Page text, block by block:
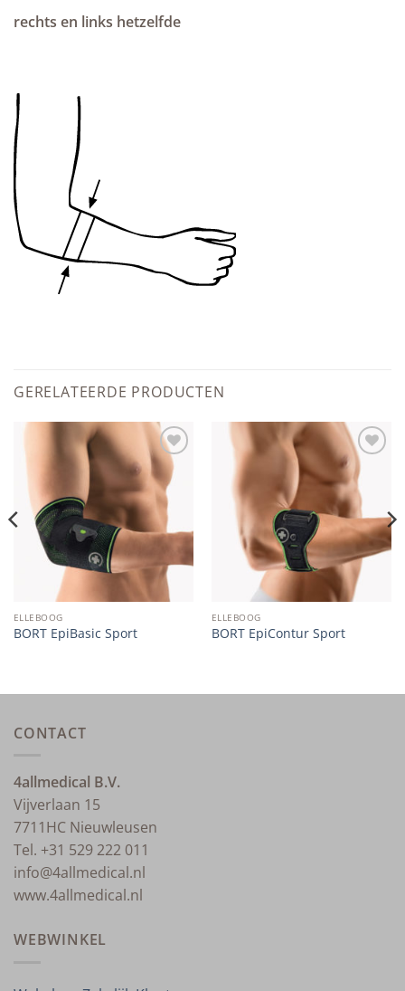
rechts en links hetzelfde
GERELATEERDE PRODUCTEN
Add to
wishlist
ELLEBOOG
BORT EpiBasic Sport
Add to
wishlist
ELLEBOOG
BORT EpiContur Sport
CONTACT
4allmedical B.V.
Vijverlaan 15
7711HC Nieuwleusen
Tel. +31 529 222 011
info@4allmedical.nl
www.4allmedical.nl
WEBWINKEL